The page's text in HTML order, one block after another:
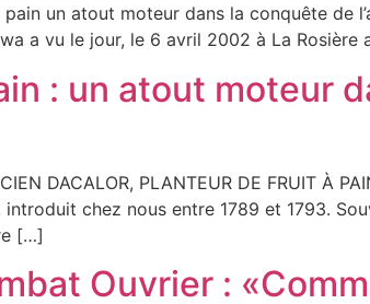
un atout moteur dans la conquête de
a vu le jour, le 6 avril 2002 à La
: un atout moteur
DACALOR, PLANTEUR DE FRUIT À
chez nous entre 1789 et 1793.
[…]
Ouvrier :